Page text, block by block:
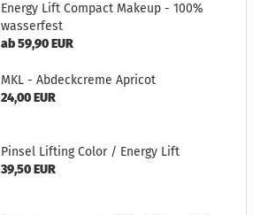
Energy Lift Compact Makeup - 100%
wasserfest
ab 59,90 EUR
MKL - Abdeckcreme Apricot
24,00 EUR
Pinsel Lifting Color / Energy Lift
39,50 EUR